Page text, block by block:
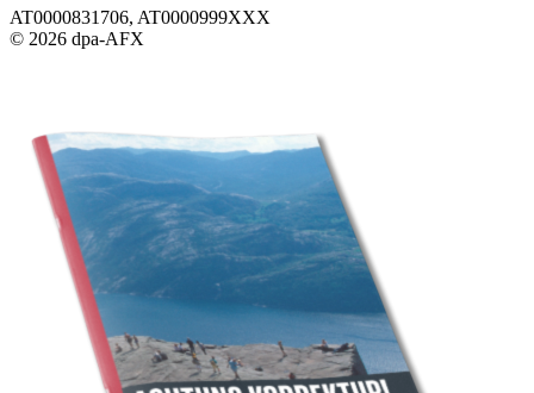
AT0000831706, AT0000999XXX
© 2026 dpa-AFX